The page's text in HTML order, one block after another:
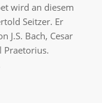
wird an diesem
Seitzer. Er
J.S. Bach, Cesar
Praetorius.